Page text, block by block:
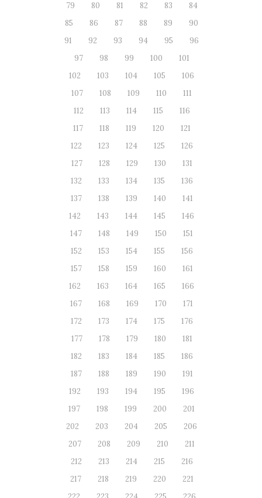
79
80 81 82 83
84
85
86 87 88 89
90
91
92 93 94 95
96
97
98 99 100
101
102
103 104 105
106
107
108 109 110
111
112
113 114 115
116
117
118 119 120
121
122
123 124 125
126
127
128 129 130
131
132
133 134 135
136
137
138 139 140
141
142
143 144 145
146
147
148 149 150
151
152
153 154 155
156
157
158 159 160
161
162
163 164 165
166
167
168 169 170
171
172
173 174 175
176
177
178 179 180
181
182
183 184 185
186
187
188 189 190
191
192
193 194 195
196
197
198 199 200
201
202
203 204 205
206
207
208 209 210
211
212
213 214 215
216
217
218 219 220
221